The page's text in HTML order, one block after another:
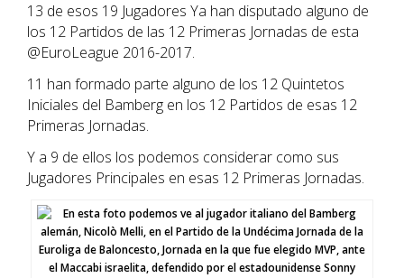
13 de esos 19 Jugadores Ya han disputado alguno de
los 12 Partidos de las 12 Primeras Jornadas de esta
@EuroLeague 2016-2017.
11 han formado parte alguno de los 12 Quintetos
Iniciales del Bamberg en los 12 Partidos de esas 12
Primeras Jornadas.
Y a 9 de ellos los podemos considerar como sus
Jugadores Principales en esas 12 Primeras Jornadas.